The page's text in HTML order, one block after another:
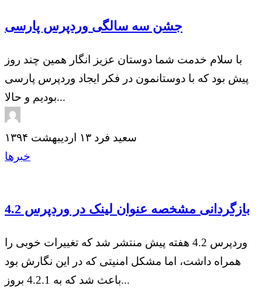
جشن سه سالگی وردپرس پارسی
با سلام خدمت شما دوستان عزیز انگار همین چند روز
پیش بود که با دوستانمون در فکر ایجاد وردپرس پارسی
بودیم و حالا...
سعید فرد ۱۳ اردیبهشت ۱۳۹۴
خبرها
بازگردانی مشخصه عنوان لینک در وردپرس 4.2
وردپرس 4.2 هفته پیش منتشر شد که تغییرات خوبی را
همراه داشت، اما مشکل امنیتی که در این نگارش بود
باعث شد که به 4.2.1 بروز...